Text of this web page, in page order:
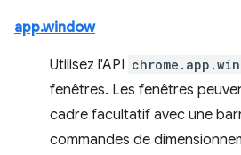
app.window
Utilisez l'API
fenêtres. Les fenêtres
cadre facultatif avec une
commandes de